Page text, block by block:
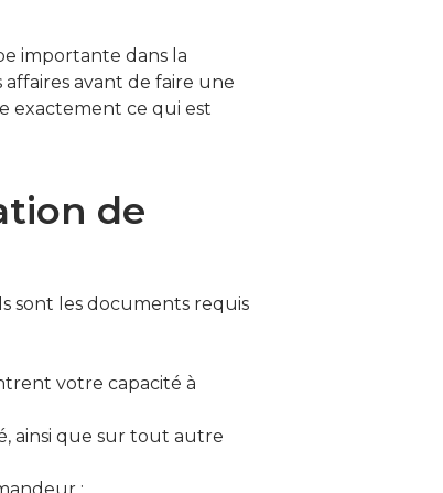
importante dans la
avant de faire une
exactement ce qui est
de
sont les documents requis
votre capacité à
ainsi que sur tout autre